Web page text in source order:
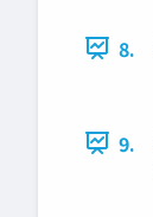
8.
9.